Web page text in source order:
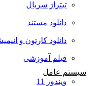
تیتراژ سریال
دانلود مستند
دانلود کارتون و
فیلم آموزشی
سیستم عامل
ویندوز 11